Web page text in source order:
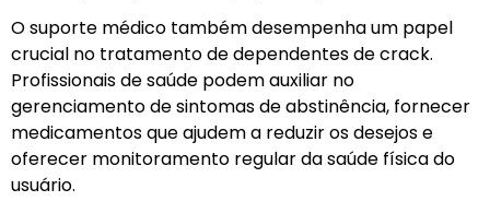
O suporte médico também desempenha um papel
crucial no tratamento de dependentes de crack.
Profissionais de saúde podem auxiliar no
gerenciamento de sintomas de abstinência, fornecer
medicamentos que ajudem a reduzir os desejos e
oferecer monitoramento regular da saúde física do
usuário.